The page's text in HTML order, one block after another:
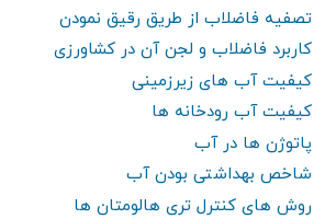
تصفیه فاضلاب از طریق رقیق نمودن
کاربرد فاضلاب و لجن آن در کشاورزی
کیفیت آب های زیرزمینی
کیفیت آب رودخانه ها
پاتوژن ها در آب
شاخص بهداشتی بودن آب
روش های کنترل تری هالومتان ها